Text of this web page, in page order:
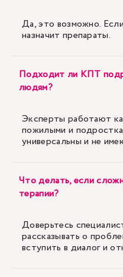
Да, это возможно.
назначит препараты.
Подходит ли КПТ
людям?
Эксперты работают
пожилыми и
универсальны и не
Что делать, если
терапии?
Доверьтесь
рассказывать о
вступить в диалог и